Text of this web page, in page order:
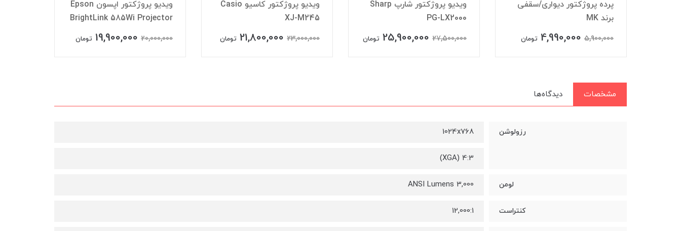
پرده پروژکتور دیواری/سقفی
برند MK
5,900,000
4,990,000 تومان
ویدیو پروژکتور شارپ Sharp
PG-LX2000
27,500,000
25,900,000 تومان
ویدیو پروژکتور کاسیو Casio
XJ-M245
23,000,000
21,800,000 تومان
ویدیو پروژکتور اپسون Epson
BrightLink 585Wi Projector
20,000,000
19,900,000 تومان
مشخصات دیدگاه‌ها
رزولوشن 1024x768
4:3 (XGA)
لومن 3,000 ANSI Lumens
کنتراست 12,000:1